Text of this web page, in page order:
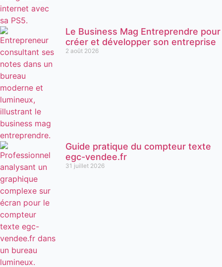
Le Business Mag Entreprendre pour
créer et développer son entreprise
2 août 2026
Guide pratique du compteur texte
egc-vendee.fr
31 juillet 2026